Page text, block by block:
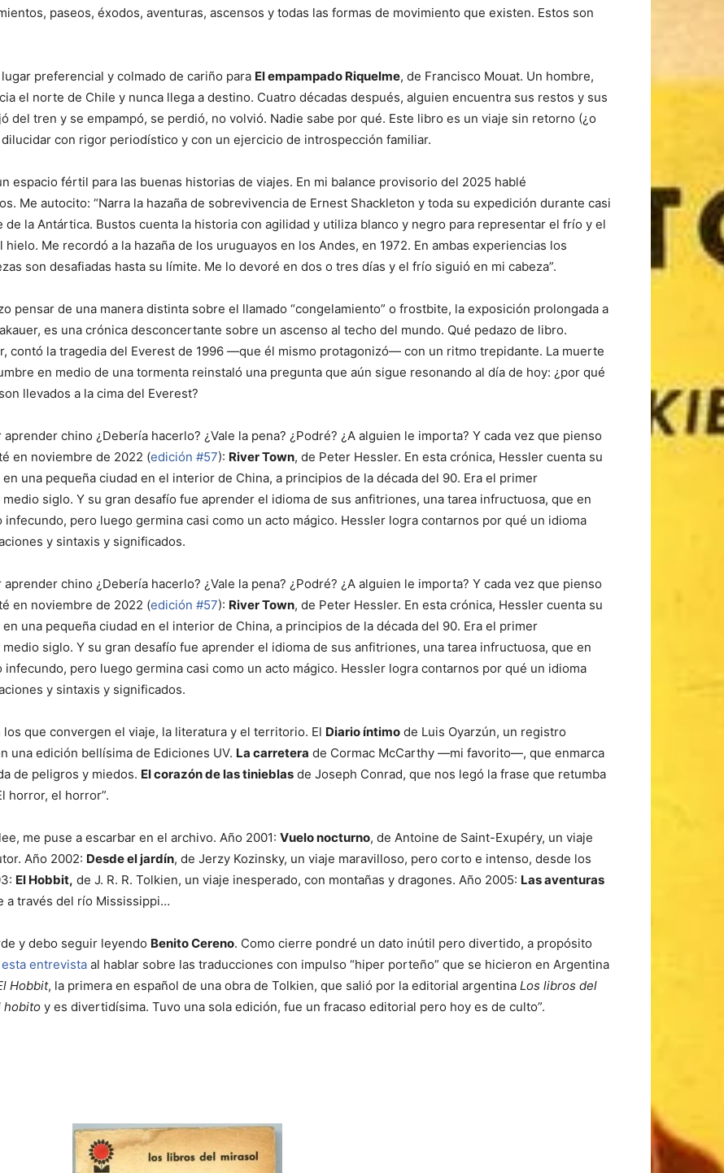
paseos, éxodos, aventuras, ascensos y todas las formas de movimiento que existen. Estos son
preferencial y colmado de cariño para El empampado Riquelme, de Francisco Mouat. Un hombre,
el norte de Chile y nunca llega a destino. Cuatro décadas después, alguien encuentra sus restos y sus
del tren y se empampó, se perdió, no volvió. Nadie sabe por qué. Este libro es un viaje sin retorno (¿o
con rigor periodístico y con un ejercicio de introspección familiar.
espacio fértil para las buenas historias de viajes. En mi balance provisorio del 2025 hablé
Me autocito: “Narra la hazaña de sobrevivencia de Ernest Shackleton y toda su expedición durante casi
la Antártica. Bustos cuenta la historia con agilidad y utiliza blanco y negro para representar el frío y el
Me recordó a la hazaña de los uruguayos en los Andes, en 1972. En ambas experiencias los
son desafiadas hasta su límite. Me lo devoré en dos o tres días y el frío siguió en mi cabeza”.
pensar de una manera distinta sobre el llamado “congelamiento” o frostbite, la exposición prolongada a
es una crónica desconcertante sobre un ascenso al techo del mundo. Qué pedazo de libro.
contó la tragedia del Everest de 1996 —que él mismo protagonizó— con un ritmo trepidante. La muerte
en medio de una tormenta reinstaló una pregunta que aún sigue resonando al día de hoy: ¿por qué
llevados a la cima del Everest?
chino ¿Debería hacerlo? ¿Vale la pena? ¿Podré? ¿A alguien le importa? Y cada vez que pienso
en noviembre de 2022 (edición #57): River Town, de Peter Hessler. En esta crónica, Hessler cuenta su
una pequeña ciudad en el interior de China, a principios de la década del 90. Era el primer
siglo. Y su gran desafío fue aprender el idioma de sus anfitriones, una tarea infructuosa, que en
pero luego germina casi como un acto mágico. Hessler logra contarnos por qué un idioma
y sintaxis y significados.
chino ¿Debería hacerlo? ¿Vale la pena? ¿Podré? ¿A alguien le importa? Y cada vez que pienso
en noviembre de 2022 (edición #57): River Town, de Peter Hessler. En esta crónica, Hessler cuenta su
una pequeña ciudad en el interior de China, a principios de la década del 90. Era el primer
siglo. Y su gran desafío fue aprender el idioma de sus anfitriones, una tarea infructuosa, que en
pero luego germina casi como un acto mágico. Hessler logra contarnos por qué un idioma
y sintaxis y significados.
que convergen el viaje, la literatura y el territorio. El Diario íntimo de Luis Oyarzún, un registro
una edición bellísima de Ediciones UV. La carretera de Cormac McCarthy —mi favorito—, que enmarca
de peligros y miedos. El corazón de las tinieblas de Joseph Conrad, que nos legó la frase que retumba
horror, el horror”.
me puse a escarbar en el archivo. Año 2001: Vuelo nocturno, de Antoine de Saint-Exupéry, un viaje
Año 2002: Desde el jardín, de Jerzy Kozinsky, un viaje maravilloso, pero corto e intenso, desde los
El Hobbit, de J. R. R. Tolkien, un viaje inesperado, con montañas y dragones. Año 2005: Las aventuras
a través del río Mississippi…
y debo seguir leyendo Benito Cereno. Como cierre pondré un dato inútil pero divertido, a propósito
entrevista al hablar sobre las traducciones con impulso “hiper porteño” que se hicieron en Argentina
Hobbit, la primera en español de una obra de Tolkien, que salió por la editorial argentina Los libros del
hobito y es divertidísima. Tuvo una sola edición, fue un fracaso editorial pero hoy es de culto”.